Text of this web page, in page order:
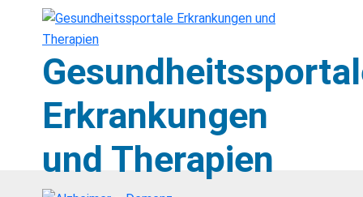
Erkrankungen
und Therapien